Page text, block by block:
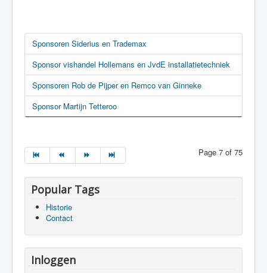
Sponsoren Siderius en Trademax
Sponsor vishandel Hollemans en JvdE installatietechniek
Sponsoren Rob de Pijper en Remco van Ginneke
Sponsor Martijn Tetteroo
Page 7 of 75
Popular Tags
Historie
Contact
Inloggen